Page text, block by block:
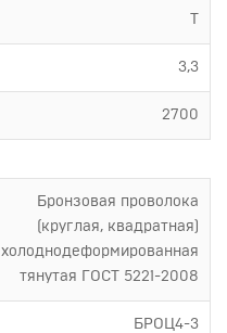
3,3
2700
Бронзовая проволока
(круглая, квадратная)
холоднодеформированная
тянутая ГОСТ 5221-2008
БРОЦ4-3